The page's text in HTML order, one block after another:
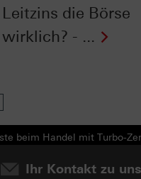
Leitzins die Börse
wirklich? - ...
beim Handel mit Turbo-
Ihr Kontakt zu uns